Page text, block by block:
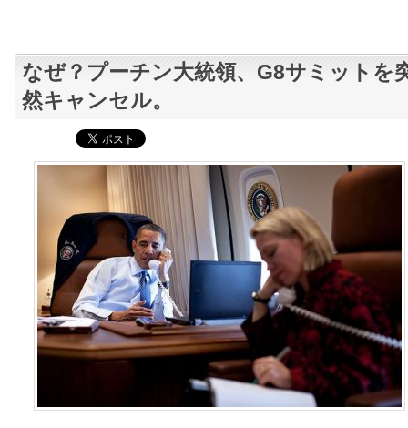
なぜ？プーチン大統領、G8サミットを
然キャンセル。